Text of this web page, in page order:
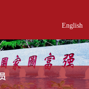
English